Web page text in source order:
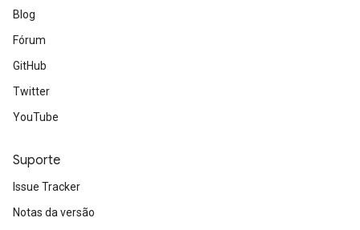
Blog
Fórum
GitHub
Twitter
YouTube
Suporte
Issue Tracker
Notas da versão